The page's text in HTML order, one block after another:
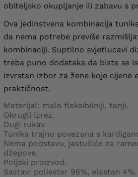
obiteljsko okupljanje ili zabavu s
Ova jedinstvena kombinacija
da nema potrebe previše
kombinaciji. Suptilno svjetlucavi
treba puno dodataka da biste se
izvrstan izbor za žene koje cijene
praktičnost.
Materijal: malo fleksibilniji, tanji.
Okrugli izrez.
Dugi rukav.
Tunika trajno povezana s
Nema podstavu, jastučiće za
džepove.
Poljski proizvod.
Sastav: poliester 96%, elastan 4%.